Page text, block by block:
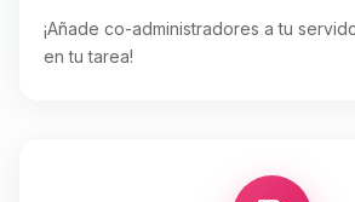
¡Añade co-administradores a tu
en tu tarea!